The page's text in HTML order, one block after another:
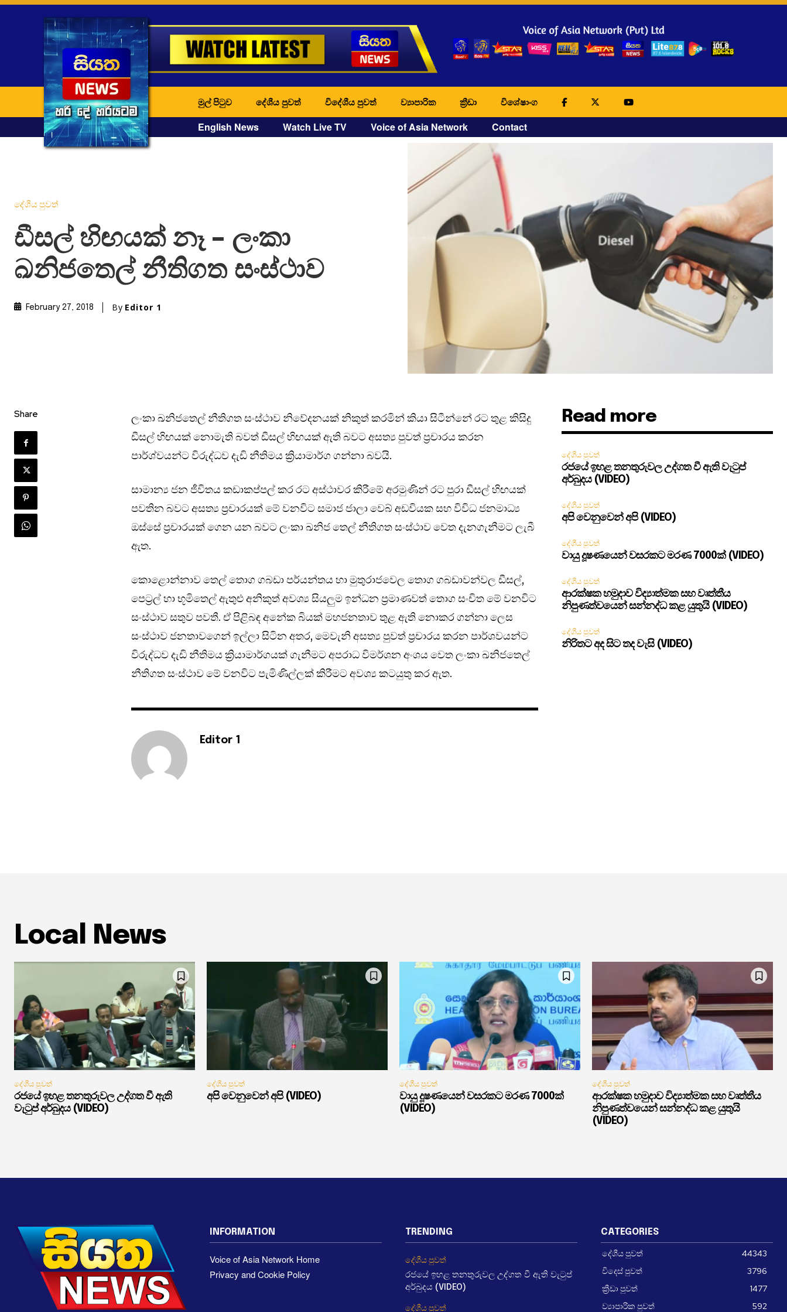
මුල් පිටුව දේශීය පුවත් විදේශීය පුවත් ව්‍යාපාරික ක්‍රීඩා විශේෂාංග
English News Watch Live TV Voice of Asia Network Contact
දේශීය පුවත්
ඩීසල් හිඟයක් නෑ – ලංකා
ඛනිජතෙල් නීතිගත සංස්ථාව
February 27, 2018 By Editor 1
Share
ලංකා ඛනිජතෙල් නීතිගත සංස්ථාව නිවේදනයක් නිකුත් කරමින් කියා සිටීන්නේ රට තුළ කිසිදු
ඩීසල් හිඟයක් නොමැති බවත් ඩීසල් හිඟයක් ඇති බවට අසත්‍ය පුවත් ප්‍රචාරය කරන
පාර්ශ්වයන්ට විරුද්ධව දැඩි නීතිමය ක්‍රියාමාර්ග ගන්නා බවයි.
සාමාන්‍ය ජන ජීවිතය කඩාකප්පල් කර රට අස්ථාවර කිරීමේ අරමුණින් රට පුරා ඩීසල් හිඟයක්
පවතින බවට අසත්‍ය ප්‍රචාරයක් මේ වනවිට සමාජ ජාලා වෙබ් අඩවියක සහ විවිධ ජනමාධ්‍ය
ඔස්සේ ප්‍රචාරයක් ගෙන යන බවට ලංකා ඛනිජ තෙල් නීතිගත සංස්ථාව වෙත දැනගැනීමට ලැබී
ඇත.
කොළොන්නාව තෙල් තොග ගබඩා පර්යන්තය හා මුතුරාජවෙල තොග ගබඩාවන්වල ඩීසල්,
පෙට්‍රල් හා භූමිතෙල් ඇතුළු අනිකුත් අවශ්‍ය සියලුම ඉන්ධන ප්‍රමාණවත් තොග සංචිත මේ වනවිට
සංස්ථාව සතුව පවතී. ඒ පිළිබඳ අනේක බියක් මහජනතාව තුළ ඇති නොකර ගන්නා ලෙස
සංස්ථාව ජනතාවගෙන් ඉල්ලා සිටින අතර, මෙවැනි අසත්‍ය පුවත් ප්‍රචාරය කරන පාර්ශවයන්ට
විරුද්ධව දැඩි නීතිමය ක්‍රියාමාර්ගයක් ගැනීමට අපරාධ විමර්ශන අංශය වෙත ලංකා ඛනිජතෙල්
නීතිගත සංස්ථාව මේ වනවිට පැමිණිල්ලක් කිරීමට අවශ්‍ය කටයුතු කර ඇත.
Editor 1
Read more
දේශීය පුවත්
රජයේ ඉහළ තනතුරුවල උද්ගත වී ඇති වැටුප්
අර්බුදය (VIDEO)
දේශීය පුවත්
අපි වෙනුවෙන් අපි (VIDEO)
දේශීය පුවත්
වායු දූෂණයෙන් වසරකට මරණ 7000ක් (VIDEO)
දේශීය පුවත්
ආරක්ෂක හමුදාව විද්‍යාත්මක සහ වෘත්තීය
නිපුණත්වයෙන් සන්නද්ධ කළ යුතුයි (VIDEO)
දේශීය පුවත්
නිරිතට අද සිට තද වැසි (VIDEO)
Local News
දේශීය පුවත්
රජයේ ඉහළ තනතුරුවල උද්ගත වී ඇති
වැටුප් අර්බුදය (VIDEO)
දේශීය පුවත්
අපි වෙනුවෙන් අපි (VIDEO)
දේශීය පුවත්
වායු දූෂණයෙන් වසරකට මරණ 7000ක්
(VIDEO)
දේශීය පුවත්
ආරක්ෂක හමුදාව විද්‍යාත්මක සහ වෘත්තීය
නිපුණත්වයෙන් සන්නද්ධ කළ යුතුයි
(VIDEO)
INFORMATION
Voice of Asia Network Home
Privacy and Cookie Policy
TRENDING
දේශීය පුවත්
රජයේ ඉහළ තනතුරුවල උද්ගත වී ඇති වැටුප්
අර්බුදය (VIDEO)
දේශීය පුවත්
CATEGORIES
දේශීය පුවත්
44343
විදෙස් පුවත්
3796
ක්‍රීඩා පුවත්
1477
ව්‍යාපාරික පුවත්
592